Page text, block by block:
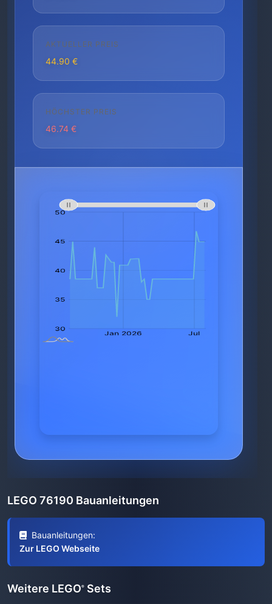
AKTUELLER PREIS
44.90 €
HÖCHSTER PREIS
46.74 €
LEGO 76190 Bauanleitungen
Bauanleitungen:
Zur LEGO Webseite
Weitere LEGO® Sets